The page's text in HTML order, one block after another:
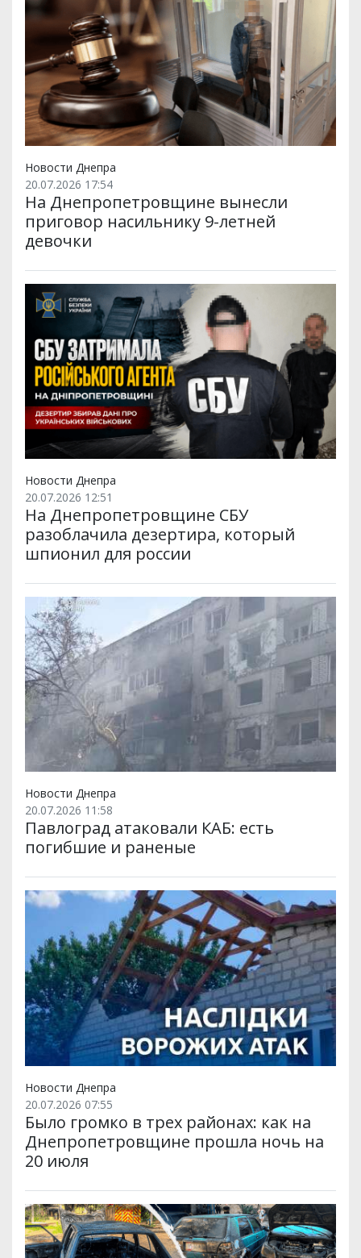
Новости Днепра
20.07.2026 17:54
На Днепропетровщине вынесли
приговор насильнику 9-летней
девочки
Новости Днепра
20.07.2026 12:51
На Днепропетровщине СБУ
разоблачила дезертира, который
шпионил для россии
Новости Днепра
20.07.2026 11:58
Павлоград атаковали КАБ: есть
погибшие и раненые
Новости Днепра
20.07.2026 07:55
Было громко в трех районах: как на
Днепропетровщине прошла ночь на
20 июля